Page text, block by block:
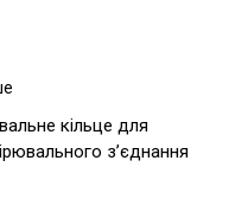
кільце для
з’єднання